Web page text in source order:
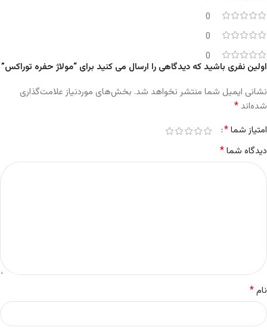
0
0
0
اولین نفری باشید که دیدگاهی را ارسال می کنید برای “مولاژ حفره توراکس”
نشانی ایمیل شما منتشر نخواهد شد. بخش‌های موردنیاز علامت‌گذاری
شده‌اند *
امتیاز شما*
دیدگاه شما*
نام*